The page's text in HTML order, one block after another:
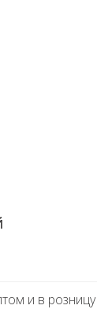
и в розницу